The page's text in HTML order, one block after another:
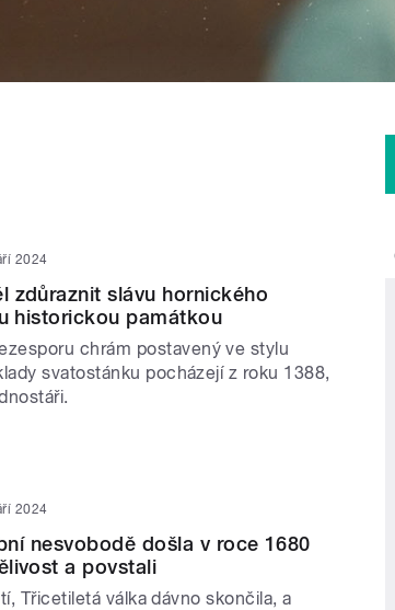
2024
zdůraznit slávu hornického
historickou památkou
chrám postavený ve stylu
svatostánku pocházejí z roku 1388,
2024
nesvobodě došla v roce 1680
a povstali
Třicetiletá válka dávno skončila, a